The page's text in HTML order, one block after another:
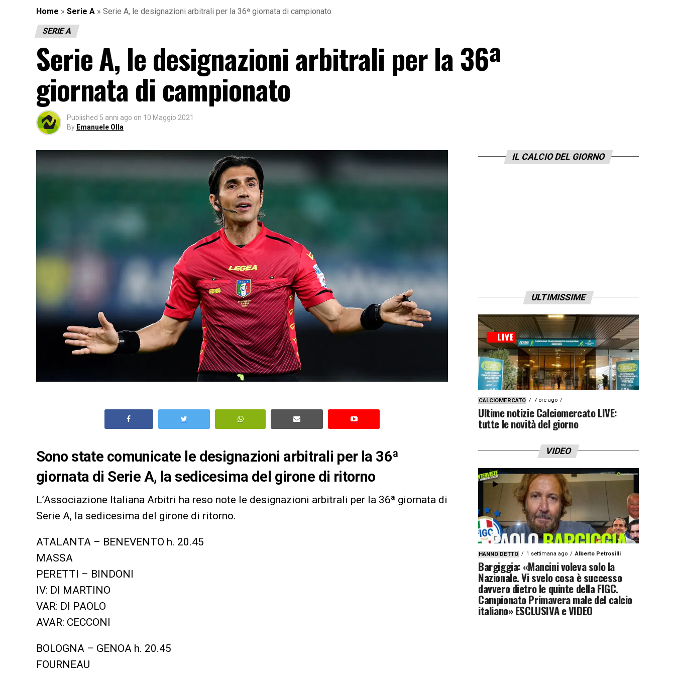
Home » Serie A » Serie A, le designazioni arbitrali per la 36ª giornata di campionato
SERIE A
Serie A, le designazioni arbitrali per la 36ª
giornata di campionato
Published 5 anni ago on 10 Maggio 2021
By Emanuele Olla
Sono state comunicate le designazioni arbitrali per la 36ª
giornata di Serie A, la sedicesima del girone di ritorno
L’Associazione Italiana Arbitri ha reso note le designazioni arbitrali per la 36ª giornata di
Serie A, la sedicesima del girone di ritorno.
ATALANTA – BENEVENTO h. 20.45
MASSA
PERETTI – BINDONI
IV: DI MARTINO
VAR: DI PAOLO
AVAR: CECCONI
BOLOGNA – GENOA h. 20.45
FOURNEAU
IL CALCIO DEL GIORNO
ULTIMISSIME
CALCIOMERCATO 7 ore ago
Ultime notizie Calciomercato LIVE:
tutte le novità del giorno
VIDEO
HANNO DETTO 1 settimana ago Alberto Petrosilli
Bargiggia: «Mancini voleva solo la
Nazionale. Vi svelo cosa è successo
davvero dietro le quinte della FIGC.
Campionato Primavera male del calcio
italiano» ESCLUSIVA e VIDEO